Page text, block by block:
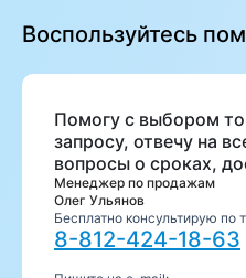
Воспользуйтесь
Помогу с выбором
запросу, отвечу на
вопросы о сроках,
Менеджер по продажам
Олег Ульянов
Бесплатно консультирую по
8-812-424-18-63